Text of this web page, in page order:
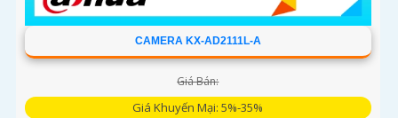
CAMERA KX-AD2111L-A
Giá Bán:
Giá Khuyến Mại: 5%-35%